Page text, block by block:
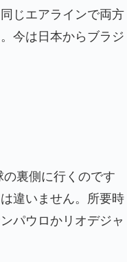
じエアラインで両方
今は日本からブラジ
裏側に行くのです
違いません。所要時
パウロかリオデジャ